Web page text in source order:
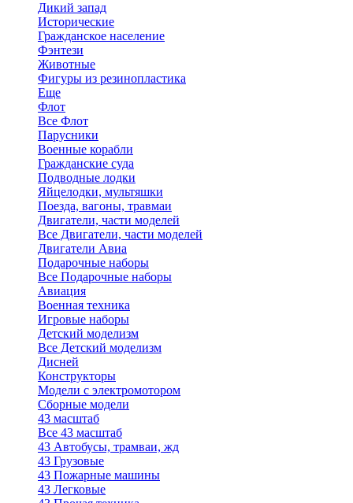
Дикий запад
Исторические
Гражданское население
Фэнтези
Животные
Фигуры из резинопластика
Еще
Флот
Все Флот
Парусники
Военные корабли
Гражданские суда
Подводные лодки
Яйцелодки, мультяшки
Поезда, вагоны, травмаи
Двигатели, части моделей
Все Двигатели, части моделей
Двигатели Авиа
Подарочные наборы
Все Подарочные наборы
Авиация
Военная техника
Игровые наборы
Детский моделизм
Все Детский моделизм
Дисней
Конструкторы
Модели с электромотором
Сборные модели
43 масштаб
Все 43 масштаб
43 Автобусы, трамваи, жд
43 Грузовые
43 Пожарные машины
43 Легковые